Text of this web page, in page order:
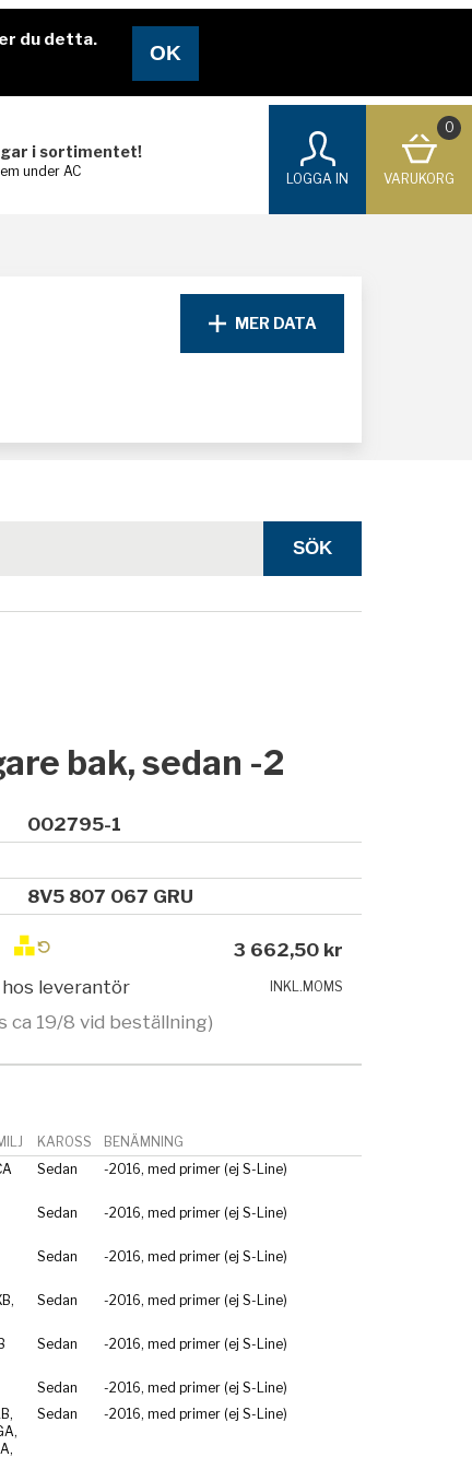
du detta.
i sortimentet!
under AC
LOGGA IN
0
VARUKORG
MER DATA
bak, sedan -2
002795-1
8V5 807 067 GRU
leverantör
ca 19/8 vid beställning)
3 662,50 kr
INKL.MOMS
KAROSS
BENÄMNING
Sedan -2016, med primer (ej S-Line)
Sedan -2016, med primer (ej S-Line)
Sedan -2016, med primer (ej S-Line)
Sedan -2016, med primer (ej S-Line)
Sedan -2016, med primer (ej S-Line)
Sedan
-2016, med primer (ej S-Line)
Sedan -2016, med primer (ej S-Line)